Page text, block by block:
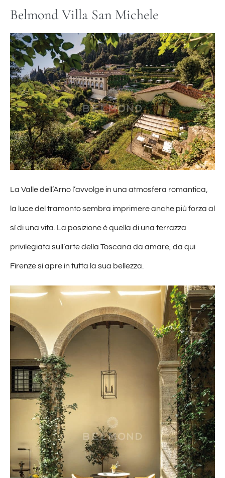
Belmond Villa San Michele
La Valle dell’Arno l’avvolge in una atmosfera romantica,
la luce del tramonto sembra imprimere anche più forza al
sì di una vita. La posizione è quella di una terrazza
privilegiata sull’arte della Toscana da amare, da qui
Firenze si apre in tutta la sua bellezza.